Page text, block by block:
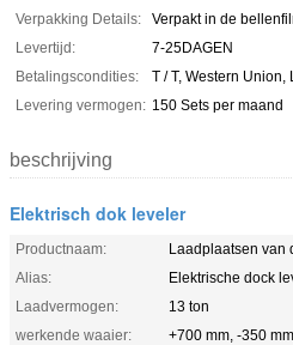
Verpakking Details:
Verpakt in de
Levertijd:
7-25DAGEN
Betalingscondities:
T / T, Western Union,
Levering vermogen: 150 Sets per maand
beschrijving
Elektrisch dok leveler
Productnaam:
Laadplaatsen van
Alias:
Elektrische dock
Laadvermogen:
13 ton
werkende waaier:
+700 mm, -350 mm